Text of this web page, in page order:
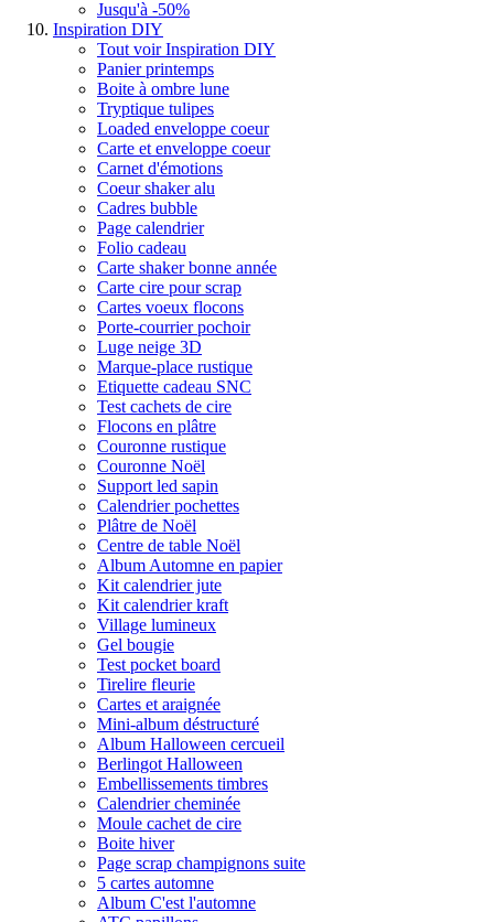
Jusqu'à -50%
Inspiration DIY
Tout voir Inspiration DIY
Panier printemps
Boite à ombre lune
Tryptique tulipes
Loaded enveloppe coeur
Carte et enveloppe coeur
Carnet d'émotions
Coeur shaker alu
Cadres bubble
Page calendrier
Folio cadeau
Carte shaker bonne année
Carte cire pour scrap
Cartes voeux flocons
Porte-courrier pochoir
Luge neige 3D
Marque-place rustique
Etiquette cadeau SNC
Test cachets de cire
Flocons en plâtre
Couronne rustique
Couronne Noël
Support led sapin
Calendrier pochettes
Plâtre de Noël
Centre de table Noël
Album Automne en papier
Kit calendrier jute
Kit calendrier kraft
Village lumineux
Gel bougie
Test pocket board
Tirelire fleurie
Cartes et araignée
Mini-album déstructuré
Album Halloween cercueil
Berlingot Halloween
Embellissements timbres
Calendrier cheminée
Moule cachet de cire
Boite hiver
Page scrap champignons suite
5 cartes automne
Album C'est l'automne